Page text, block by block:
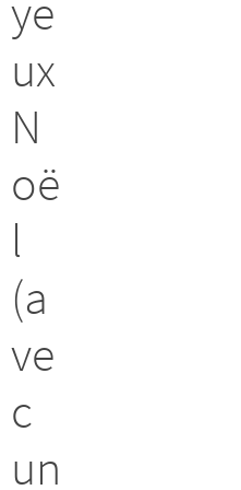
ye
ux
N
oë
l
(a
ve
c
un